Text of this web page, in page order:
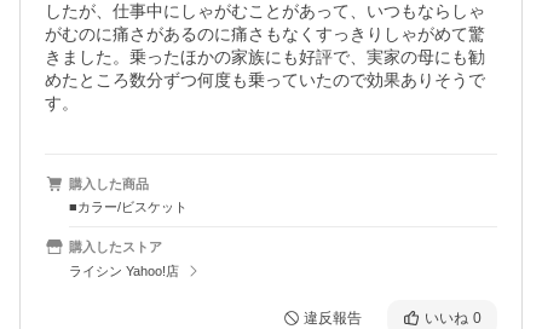
したが、仕事中にしゃがむことがあって、いつもならしゃ
がむのに痛さがあるのに痛さもなくすっきりしゃがめて驚
きました。乗ったほかの家族にも好評で、実家の母にも勧
めたところ数分ずつ何度も乗っていたので効果ありそうで
す。
購入した商品
■カラー/ビスケット
購入したストア
ライシン Yahoo!店
違反報告 いいね 0